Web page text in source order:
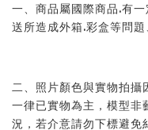
一、商品屬國際商品.有
送所造成外箱.彩盒等問
二、照片顏色與實物拍
一律已實物為主，模型非
況，若介意請勿下標避免